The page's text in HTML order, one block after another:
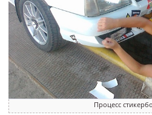
Процесс